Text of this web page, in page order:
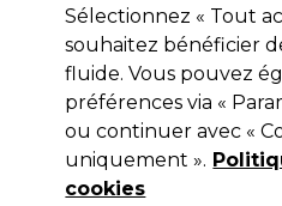
Retinol
Retinol Tonique
Vitamine C 200ml
(0)
14,69 €Hors TVA
Sélectionnez « Tout
souhaitez bénéficier
fluide. Vous pouvez
préférences via «
ou continuer avec «
uniquement ».
cookies